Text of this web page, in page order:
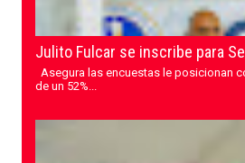
Julito Fulcar se inscribe para
Asegura las encuestas le posicionan
de un 52%...